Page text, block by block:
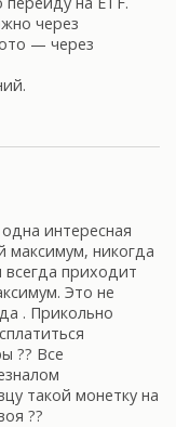
через
— через
интересная
максимум, никогда
приходит
Это не
. Прикольно
?? Все
такой монетку на
??